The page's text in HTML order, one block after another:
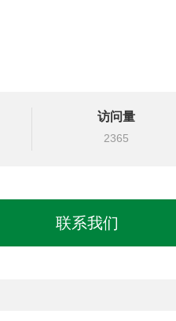
访问量
2365
联系我们